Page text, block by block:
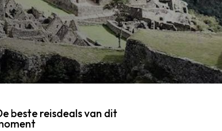
beste reisdeals van dit